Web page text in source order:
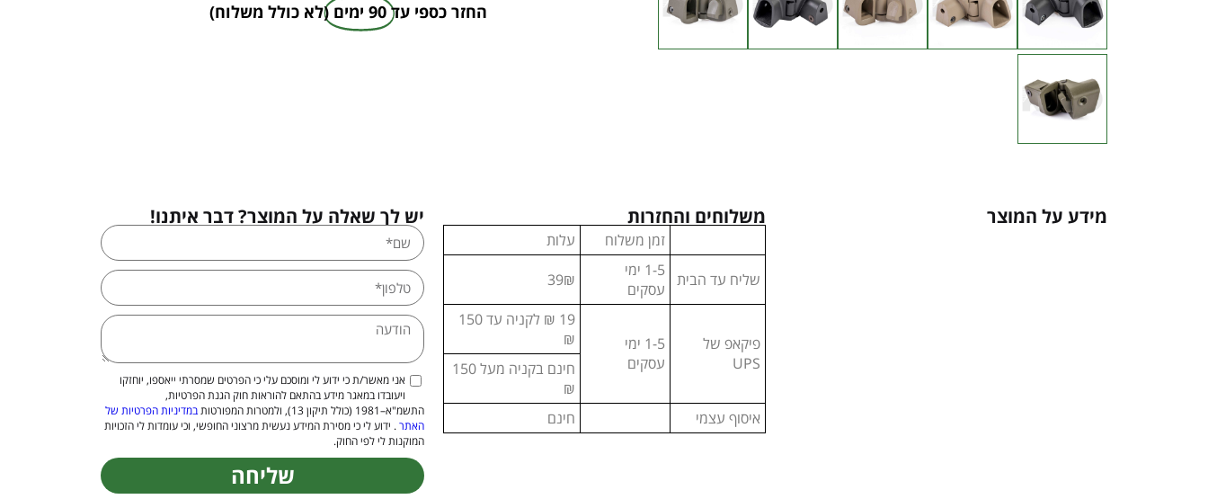
החזר כספי עד 90 ימים (לא כולל משלוח)
מידע על המוצר משלוחים והחזרות
זמן משלוח
עלות
שליח עד הבית
1-5 ימי
עסקים
39₪
פיקאפ של
UPS
1-5 ימי
עסקים
19 ₪ לקניה עד 150
₪
חינם בקניה מעל 150
₪
איסוף עצמי
חינם
יש לך שאלה על המוצר? דבר איתנו!
אני מאשר/ת כי ידוע לי ומוסכם עלי כי הפרטים שמסרתי ייאספו, יוחזקו
ויעובדו במאגר מידע בהתאם להוראות חוק הגנת הפרטיות,
התשמ"א–1981 (כולל תיקון 13), ולמטרות המפורטות
במדיניות הפרטיות של
האתר. ידוע לי כי מסירת המידע נעשית מרצוני החופשי, וכי עומדות לי הזכויות
המוקנות לי לפי החוק.
שליחה